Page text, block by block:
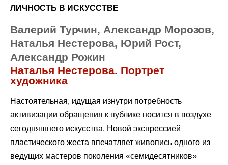
ЛИЧНОСТЬ В ИСКУССТВЕ
Валерий Турчин, Александр Морозов,
Наталья Нестерова, Юрий Рост,
Александр Рожин
Наталья Нестерова. Портрет
художника
Настоятельная, идущая изнутри потребность
активизации обращения к публике носится в воздухе
сегодняшнего искусства. Новой экспрессией
пластического жеста впечатляет живопись одного из
ведущих мастеров поколения «семидесятников»